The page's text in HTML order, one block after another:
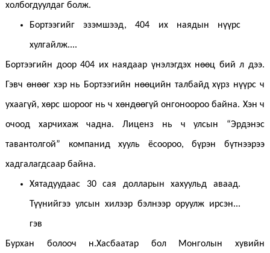
холбогдуулдаг болж.
Бортээгийг эзэмшээд, 404 их наядын нүүрс
хулгайлж....
Бортээгийн доор 404 их наядаар үнэлэгдэх нөөц бий л дээ.
Гэвч өнөөг хэр нь Бортээгийн нөөцийн талбайд хүрз нүүрс ч
ухаагүй, хөрс шороог нь ч хөндөөгүй онгоноороо байна. Хэн ч
очоод харчихаж чадна. Лиценз нь ч улсын “Эрдэнэс
тавантолгой” компанид хууль ёсоороо, бүрэн бүтнээрээ
хадгалагдсаар байна.
Хятадуудаас 30 сая долларын хахуульд аваад.
Түүнийгээ улсын хилээр бэлнээр оруулж ирсэн...
гэв
Бурхан болооч н.Хасбаатар бол Монголын хувийн